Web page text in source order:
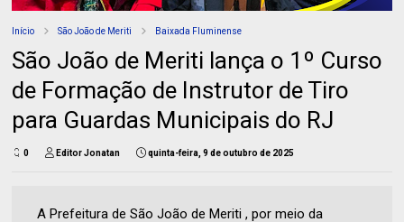
Início São João de Meriti Baixada Fluminense
São João de Meriti lança o 1º Curso
de Formação de Instrutor de Tiro
para Guardas Municipais do RJ
0 Editor Jonatan quinta-feira, 9 de outubro de 2025
A Prefeitura de São João de Meriti , por meio da